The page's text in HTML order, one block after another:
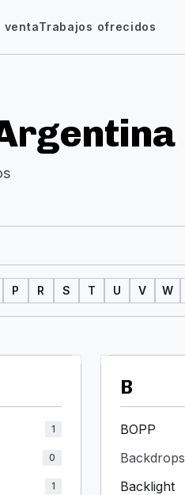
ventaTrabajos ofrecidos
P R S T U V W
1
0
1
B
BOPP
Backdrops
Backlight